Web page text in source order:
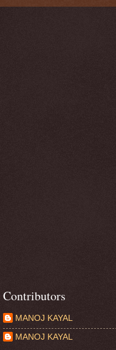
Contributors
MANOJ KAYAL
MANOJ KAYAL